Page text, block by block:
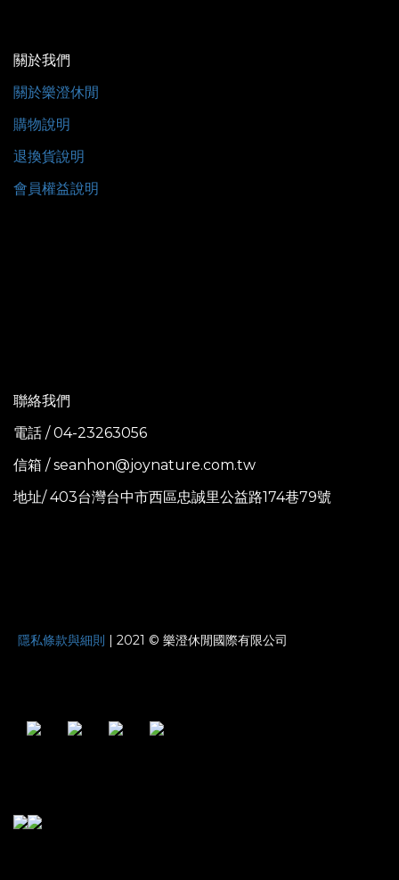
關於我們
關於樂澄休閒
購物說明
退換貨說明
會員權益說明
聯絡我們
電話 / 04-23263056
信箱 / seanhon@joynature.com.tw
地址/ 403台灣台中市西區忠誠里公益路174巷79號
隱私條款與細則 | 2021 © 樂澄休閒國際有限公司